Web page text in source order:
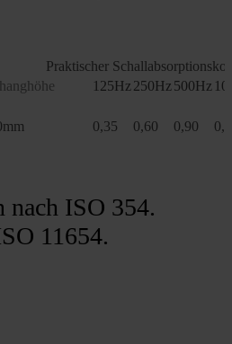
Praktischer
125Hz250Hz500Hz
0,35 0,60 0,90
nach ISO 354.
11654.